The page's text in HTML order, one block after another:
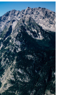
6
Tipps
&